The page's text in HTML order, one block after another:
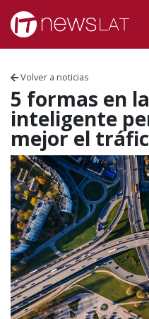
Skip to content
Volver a noticias
5 formas en
inteligente
mejor el